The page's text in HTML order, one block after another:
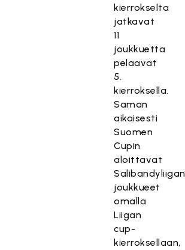
kierrokselta
jatkavat
11
joukkuetta
pelaavat
5.
kierroksella.
Saman
aikaisesti
Suomen
Cupin
aloittavat
Salibandyliigan
joukkueet
omalla
Liigan
cup-
kierroksellaan,